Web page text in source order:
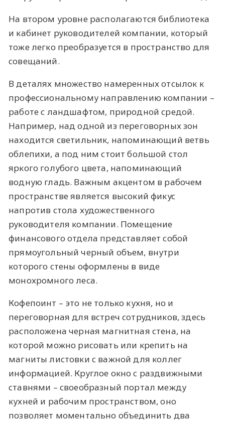
На втором уровне располагаются библиотека
и кабинет руководителей компании, который
тоже легко преобразуется в пространство для
совещаний.
В деталях множество намеренных отсылок к
профессиональному направлению компании –
работе с ландшафтом, природной средой.
Например, над одной из переговорных зон
находится светильник, напоминающий ветвь
облепихи, а под ним стоит большой стол
яркого голубого цвета, напоминающий
водную гладь. Важным акцентом в рабочем
пространстве является высокий фикус
напротив стола художественного
руководителя компании. Помещение
финансового отдела представляет собой
прямоугольный черный объем, внутри
которого стены оформлены в виде
монохромного леса.
Кофепоинт – это не только кухня, но и
переговорная для встреч сотрудников, здесь
расположена черная магнитная стена, на
которой можно рисовать или крепить на
магниты листовки с важной для коллег
информацией. Круглое окно с раздвижными
ставнями – своеобразный портал между
кухней и рабочим пространством, оно
позволяет моментально объединить два